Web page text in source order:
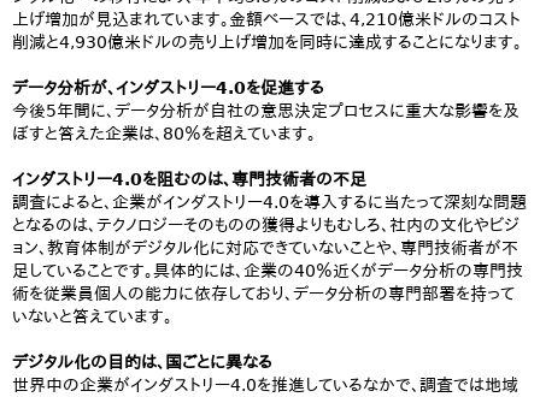
上げ増加が見込まれています。金額ベースでは、4,210億米ドルのコスト
削減と4,930億米ドルの売り上げ増加を同時に達成することになります。
データ分析が、インダストリー4.0を促進する
今後5年間に、データ分析が自社の意思決定プロセスに重大な影響を及
ぼすと答えた企業は、80％を超えています。
インダストリー4.0を阻むのは、専門技術者の不足
調査によると、企業がインダストリー4.0を導入するに当たって深刻な問題
となるのは、テクノロジーそのものの獲得よりもむしろ、社内の文化やビジ
ョン、教育体制がデジタル化に対応できていないことや、専門技術者が不
足していることです。具体的には、企業の40％近くがデータ分析の専門技
術を従業員個人の能力に依存しており、データ分析の専門部署を持って
いないと答えています。
デジタル化の目的は、国ごとに異なる
世界中の企業がインダストリー4.0を推進しているなかで、調査では地域